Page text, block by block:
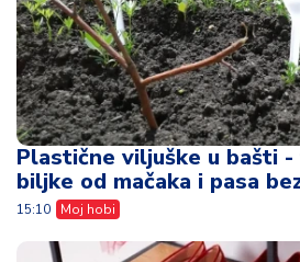
Plastične viljuške u bašti
biljke od mačaka i pasa
15:10 Moj hobi